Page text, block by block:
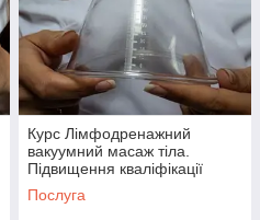
Курс Лімфодренажний
вакуумний масаж тіла.
Підвищення кваліфікації
онлайн
Послуга